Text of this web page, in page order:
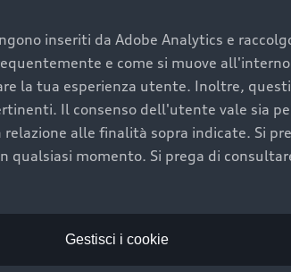
inseriti da Adobe Analytics e
e come si muove
la tua esperienza utente. Inoltre,
Il consenso dell'utente vale sia
alle finalità sopra indicate. Si
qualsiasi momento. Si prega di
Gestisci i cookie
di guidare un’Audi è comprarne una.
possiamo fornirti un’ampia gamma di
ti garantiamo il valore futuro della
tutta la libertà di scegliere se
o restituirla.